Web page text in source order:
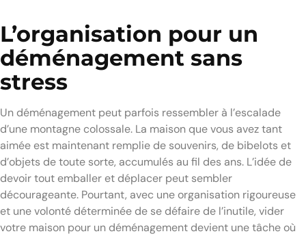
L’organisation pour un
déménagement sans
stress
Un déménagement peut parfois ressembler à l’escalade
d’une montagne colossale. La maison que vous avez tant
aimée est maintenant remplie de souvenirs, de bibelots et
d’objets de toute sorte, accumulés au fil des ans. L’idée de
devoir tout emballer et déplacer peut sembler
décourageante. Pourtant, avec une organisation rigoureuse
et une volonté déterminée de se défaire de l’inutile, vider
votre maison pour un déménagement devient une tâche où